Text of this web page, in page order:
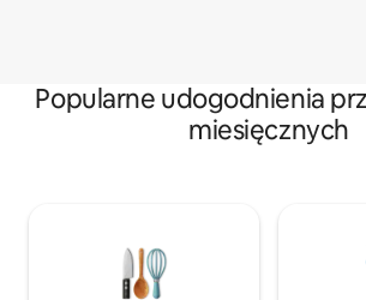
Popularne udogodnienia
miesięcznych